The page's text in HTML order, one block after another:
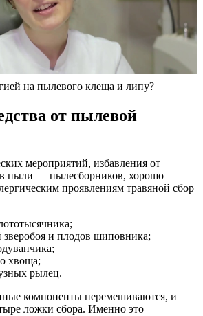
на пылевого клеща и липу?
от пылевой
мероприятий, избавления от
пыли — пылесборников, хорошо
проявлениям травяной сбор
зверобоя и плодов шиповника;
хвоща;
рылец.
компоненты перемешиваются, и
ложки сбора. Именно это